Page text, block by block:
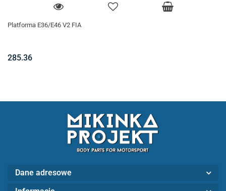
Platforma E36/E46 V2 FIA
285.36
Dane adresowe